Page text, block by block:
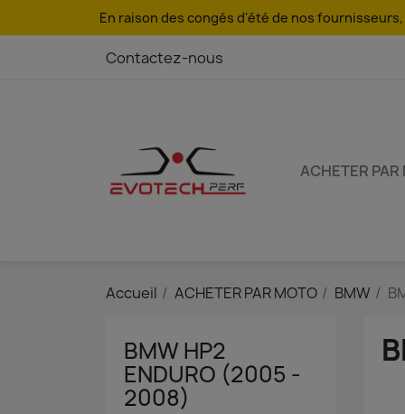
En raison des congés d'été de nos
Contactez-nous
ACHETER
Accueil ACHETER PAR MOTO BMW
BMW HP2
ENDURO (2005 -
2008)